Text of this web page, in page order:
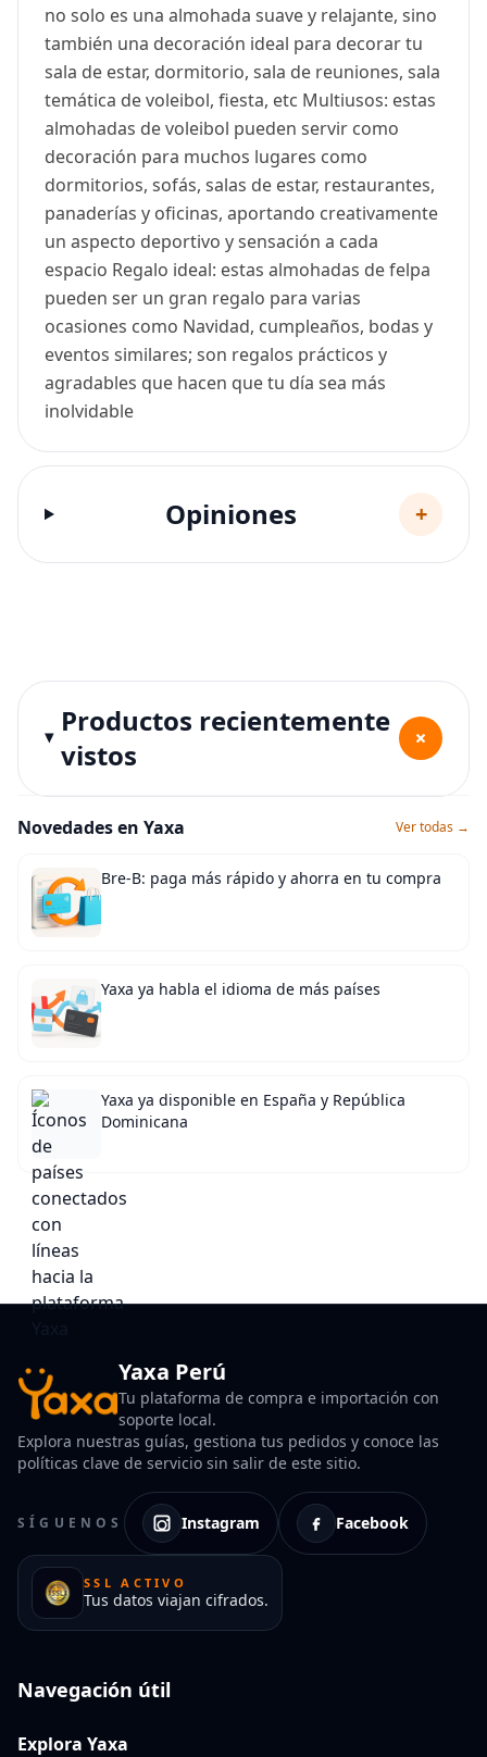
no solo es una almohada suave y relajante, sino
también una decoración ideal para decorar tu
sala de estar, dormitorio, sala de reuniones, sala
temática de voleibol, fiesta, etc Multiusos: estas
almohadas de voleibol pueden servir como
decoración para muchos lugares como
dormitorios, sofás, salas de estar, restaurantes,
panaderías y oficinas, aportando creativamente
un aspecto deportivo y sensación a cada
espacio Regalo ideal: estas almohadas de felpa
pueden ser un gran regalo para varias
ocasiones como Navidad, cumpleaños, bodas y
eventos similares; son regalos prácticos y
agradables que hacen que tu día sea más
inolvidable
Opiniones +
Productos recientemente
vistos
+
Novedades en Yaxa Ver todas →
Bre-B: paga más rápido y ahorra en tu compra
Yaxa ya habla el idioma de más países
Yaxa ya disponible en España y República
Dominicana
Yaxa Perú
Tu plataforma de compra e importación con
soporte local.
Explora nuestras guías, gestiona tus pedidos y conoce las
políticas clave de servicio sin salir de este sitio.
SÍGUENOS Instagram Facebook
SSL ACTIVO
Tus datos viajan cifrados.
Navegación útil
Explora Yaxa